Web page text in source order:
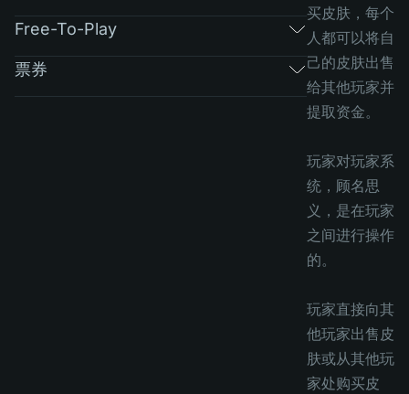
Free-To-Play
票券
买皮肤，每个
人都可以将自
己的皮肤出售
给其他玩家并
提取资金。
玩家对玩家系
统，顾名思
义，是在玩家
之间进行操作
的。
玩家直接向其
他玩家出售皮
肤或从其他玩
家处购买皮